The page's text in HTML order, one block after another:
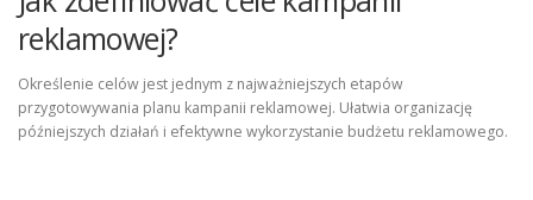
reklamowej?
Określenie celów jest jednym z najważniejszych etapów
przygotowywania planu kampanii reklamowej. Ułatwia organizację
późniejszych działań i efektywne wykorzystanie budżetu reklamowego.